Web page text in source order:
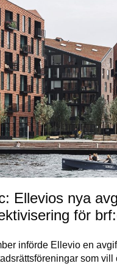
Ellevios nya
för
införde Ellevio en
som vill